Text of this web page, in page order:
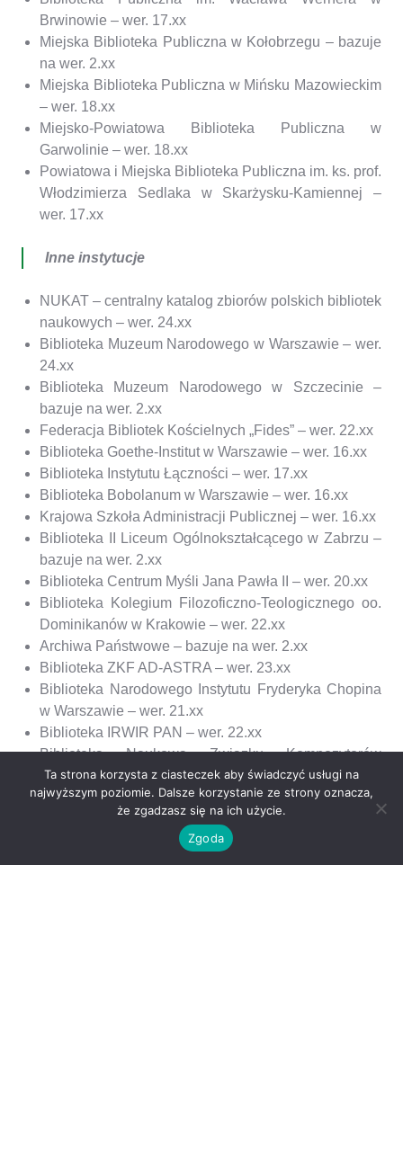
Brwinowie – wer. 17.xx
Miejska Biblioteka Publiczna w Kołobrzegu – bazuje
na wer. 2.xx
Miejska Biblioteka Publiczna w Mińsku Mazowieckim
– wer. 18.xx
Miejsko-Powiatowa Biblioteka Publiczna w
Garwolinie – wer. 18.xx
Powiatowa i Miejska Biblioteka Publiczna im. ks. prof.
Włodzimierza Sedlaka w Skarżysku-Kamiennej –
wer. 17.xx
Inne instytucje
NUKAT – centralny katalog zbiorów polskich bibliotek
naukowych – wer. 24.xx
Biblioteka Muzeum Narodowego w Warszawie – wer.
24.xx
Biblioteka Muzeum Narodowego w Szczecinie –
bazuje na wer. 2.xx
Federacja Bibliotek Kościelnych „Fides” – wer. 22.xx
Biblioteka Goethe-Institut w Warszawie – wer. 16.xx
Biblioteka Instytutu Łączności – wer. 17.xx
Biblioteka Bobolanum w Warszawie – wer. 16.xx
Krajowa Szkoła Administracji Publicznej – wer. 16.xx
Biblioteka II Liceum Ogólnokształcącego w Zabrzu –
bazuje na wer. 2.xx
Biblioteka Centrum Myśli Jana Pawła II – wer. 20.xx
Biblioteka Kolegium Filozoficzno-Teologicznego oo.
Dominikanów w Krakowie – wer. 22.xx
Archiwa Państwowe – bazuje na wer. 2.xx
Biblioteka ZKF AD-ASTRA – wer. 23.xx
Biblioteka Narodowego Instytutu Fryderyka Chopina
w Warszawie – wer. 21.xx
Biblioteka IRWIR PAN – wer. 22.xx
Biblioteka Naukowa Związku Kompozytorów
Polskich – wer. 22.xx
Biblioteka Instytutu Pileckiego – wer. 20.xx
Biblioteka Instytutu Jana Pawła II w Rzeszowie – wer.
Biblioteka Instytutu Teologiczno-Pastoralnego w
Ta strona korzysta z ciasteczek aby świadczyć usługi na
najwyższym poziomie. Dalsze korzystanie ze strony oznacza,
że zgadzasz się na ich użycie.
Zgoda